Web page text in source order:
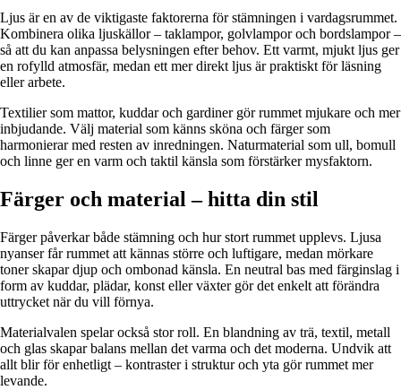
Ljus är en av de viktigaste faktorerna för stämningen i vardagsrummet.
Kombinera olika ljuskällor – taklampor, golvlampor och bordslampor –
så att du kan anpassa belysningen efter behov. Ett varmt, mjukt ljus ger
en rofylld atmosfär, medan ett mer direkt ljus är praktiskt för läsning
eller arbete.
Textilier som mattor, kuddar och gardiner gör rummet mjukare och mer
inbjudande. Välj material som känns sköna och färger som
harmonierar med resten av inredningen. Naturmaterial som ull, bomull
och linne ger en varm och taktil känsla som förstärker mysfaktorn.
Färger och material – hitta din stil
Färger påverkar både stämning och hur stort rummet upplevs. Ljusa
nyanser får rummet att kännas större och luftigare, medan mörkare
toner skapar djup och ombonad känsla. En neutral bas med färginslag i
form av kuddar, plädar, konst eller växter gör det enkelt att förändra
uttrycket när du vill förnya.
Materialvalen spelar också stor roll. En blandning av trä, textil, metall
och glas skapar balans mellan det varma och det moderna. Undvik att
allt blir för enhetligt – kontraster i struktur och yta gör rummet mer
levande.